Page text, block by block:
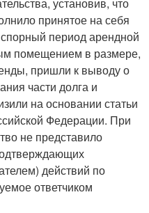
установив, что
принятое на себя
период арендной
помещением в размере,
пришли к выводу о
части долга и
на основании статьи
Федерации. При
не представило
действий по
ответчиком